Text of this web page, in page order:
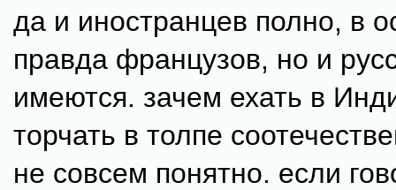
да и иностранцев полно, в
правда французов, но и
имеются. зачем ехать в
торчать в толпе
не совсем понятно. если